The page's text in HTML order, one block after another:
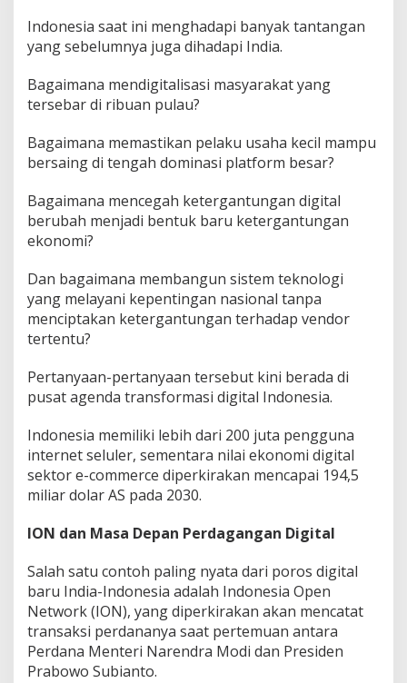
Indonesia saat ini menghadapi banyak tantangan
yang sebelumnya juga dihadapi India.
Bagaimana mendigitalisasi masyarakat yang
tersebar di ribuan pulau?
Bagaimana memastikan pelaku usaha kecil mampu
bersaing di tengah dominasi platform besar?
Bagaimana mencegah ketergantungan digital
berubah menjadi bentuk baru ketergantungan
ekonomi?
Dan bagaimana membangun sistem teknologi
yang melayani kepentingan nasional tanpa
menciptakan ketergantungan terhadap vendor
tertentu?
Pertanyaan-pertanyaan tersebut kini berada di
pusat agenda transformasi digital Indonesia.
Indonesia memiliki lebih dari 200 juta pengguna
internet seluler, sementara nilai ekonomi digital
sektor e-commerce diperkirakan mencapai 194,5
miliar dolar AS pada 2030.
ION dan Masa Depan Perdagangan Digital
Salah satu contoh paling nyata dari poros digital
baru India-Indonesia adalah Indonesia Open
Network (ION), yang diperkirakan akan mencatat
transaksi perdananya saat pertemuan antara
Perdana Menteri Narendra Modi dan Presiden
Prabowo Subianto.